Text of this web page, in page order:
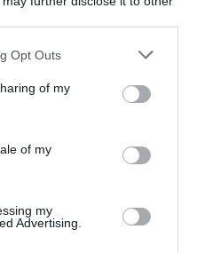
Opt Outs
of my
of my
my
Advertising.
Η Ελεωνόρα